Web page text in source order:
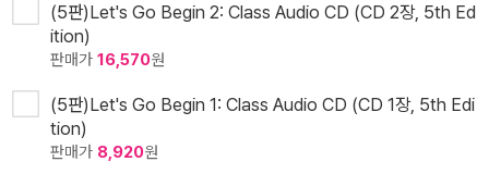
(5판)Let's Go Begin 2: Class Audio CD (CD 2장, 5th Ed
ition)
판매가 16,570원
(5판)Let's Go Begin 1: Class Audio CD (CD 1장, 5th Edi
tion)
판매가 8,920원